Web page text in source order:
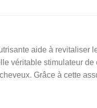
aide à
véritable stimulateur
Grâce à cette